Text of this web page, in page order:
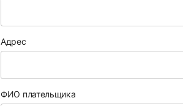
Адрес
ФИО плательщика